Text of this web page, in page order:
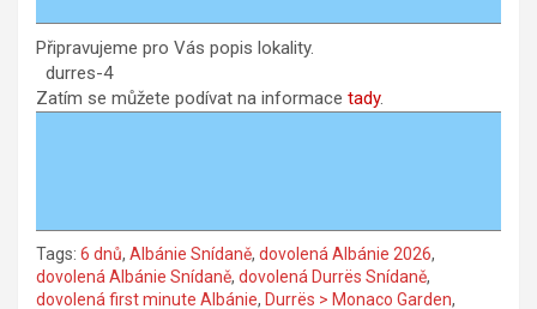
Připravujeme pro Vás popis lokality.
durres-4
Zatím se můžete podívat na informace tady.
Tags: 6 dnů, Albánie Snídaně, dovolená Albánie 2026,
dovolená Albánie Snídaně, dovolená Durrës Snídaně,
dovolená first minute Albánie, Durrës > Monaco Garden,